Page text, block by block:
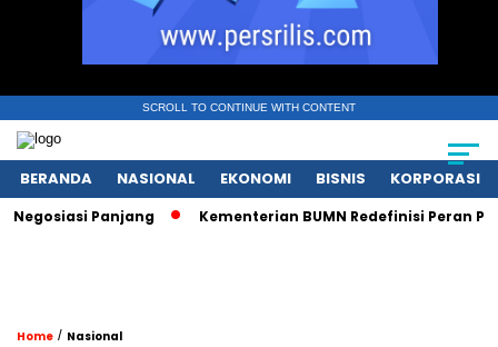
SCROLL TO CONTINUE WITH CONTENT
BERANDA NASIONAL EKONOMI BISNIS KORPORASI
Panjang Kementerian BUMN Redefinisi Peran
Home / Nasional